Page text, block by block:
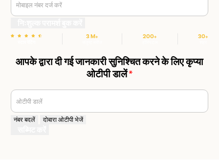
मोबाइल नंबर दर्ज करें
3 M+ 200+ 30+
आपके द्वारा दी गई जानकारी सुनिश्चित करने के लिए कृप्या
ओटीपी डालें*
ओटीपी डालें
नंबर बदलें दोबारा ओटीपी भेजें